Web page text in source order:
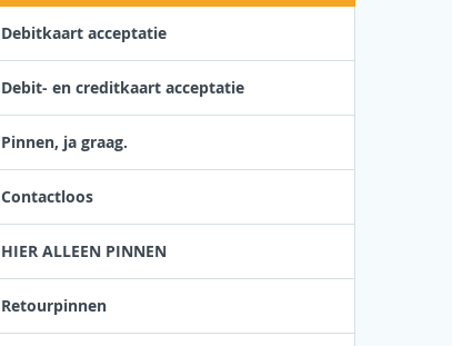
Debitkaart acceptatie
Debit- en creditkaart acceptatie
Pinnen, ja graag.
Contactloos
HIER ALLEEN PINNEN
Retourpinnen